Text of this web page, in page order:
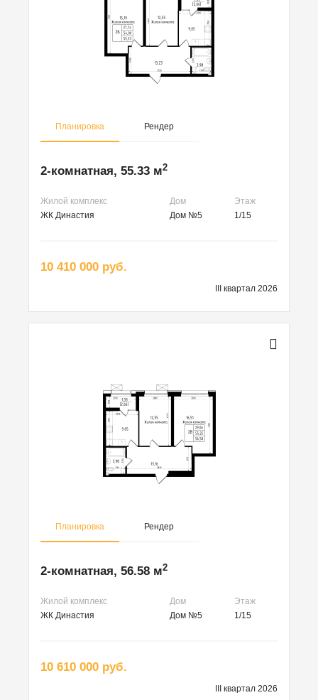
Планировка Рендер
2-комнатная, 55.33 м2
Жилой комплекс Дом
Этаж
ЖК Династия
Дом №5 1/15
10 410 000 руб.
III квартал 2026
Планировка Рендер
2-комнатная, 56.58 м2
Жилой комплекс Дом
Этаж
ЖК Династия
Дом №5 1/15
10 610 000 руб.
III квартал 2026